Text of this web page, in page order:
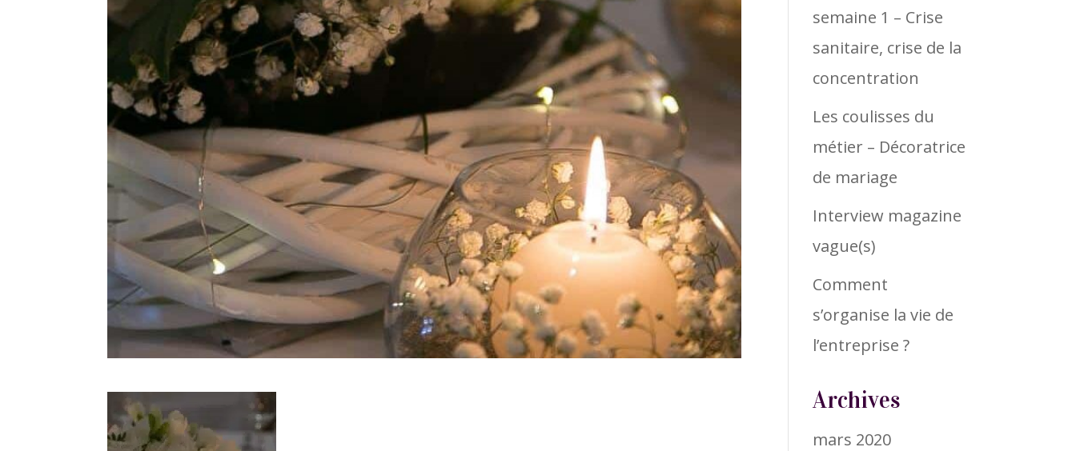
semaine 1 – Crise
sanitaire, crise de la
concentration
Les coulisses du
métier – Décoratrice
de mariage
Interview magazine
vague(s)
Comment
s’organise la vie de
l’entreprise ?
Archives
mars 2020